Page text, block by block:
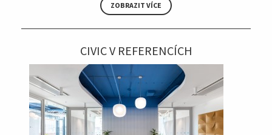
ZOBRAZIT VÍCE
CIVIC V REFERENCÍCH